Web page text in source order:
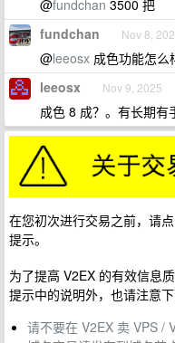
@fundchan 3500 把
fundchan Nov 8,
@leeosx 成色功能怎么
leeosx Nov 9, 2025
成色 8 成？。有长期有
在您初次进行交易之前，请
提示。
为了提高 V2EX 的有效信息
提示中的说明外，也请注意下
请不要在 V2EX 卖 VPS /